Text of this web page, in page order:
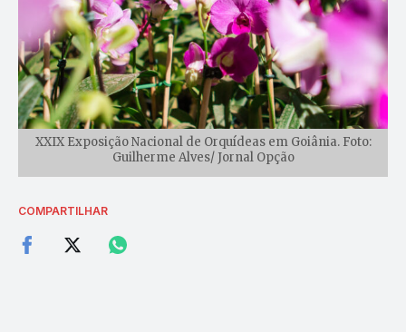
XXIX Exposição Nacional de Orquídeas em Goiânia. Foto:
Guilherme Alves/ Jornal Opção
COMPARTILHAR